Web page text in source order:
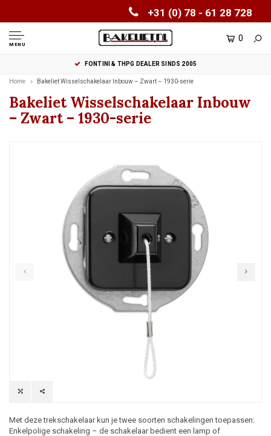
+31 (0) 78 - 61 28 728
MENU
0
FONTINI & THPG DEALER SINDS 2005
Home Bakeliet Wisselschakelaar Inbouw – Zwart – 1930-serie
Bakeliet Wisselschakelaar Inbouw
– Zwart – 1930-serie
Met deze trekschakelaar kun je twee soorten schakelingen toepassen:
Enkelpolige schakeling – de schakelaar bedient een lamp of